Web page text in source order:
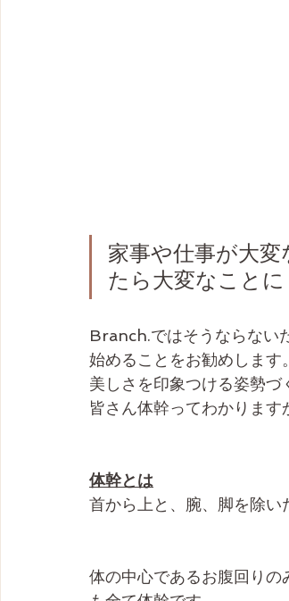
家事や仕事が大
たら大変なことに
Branch.ではそうならない
始めることをお勧めします。
美しさを印象つける姿勢
皆さん体幹ってわかります
体幹とは
首から上と、腕、脚を除い
体の中心であるお腹回り